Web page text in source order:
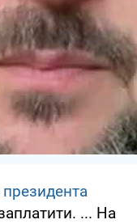
... На